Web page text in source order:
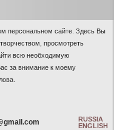
персональном сайте. Здесь Вы
просмотреть
всю необходимую
за внимание к моему
RUSSIA
ENGLISH